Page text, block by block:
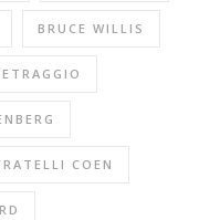
BRUCE WILLIS
COEN